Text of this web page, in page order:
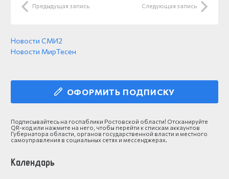
Предыдущая запись Следующая запись
Новости СМИ2
Новости МирТесен
ОФОРМИТЬ ПОДПИСКУ
Подписывайтесь на госпаблики Ростовской области! Отсканируйте
QR-код или нажмите на него, чтобы перейти к спискам аккаунтов
Губернатора области, органов государственной власти и местного
самоуправления в социальных сетях и мессенджерах.
Календарь